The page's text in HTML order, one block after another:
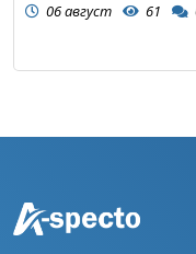
06 август 61